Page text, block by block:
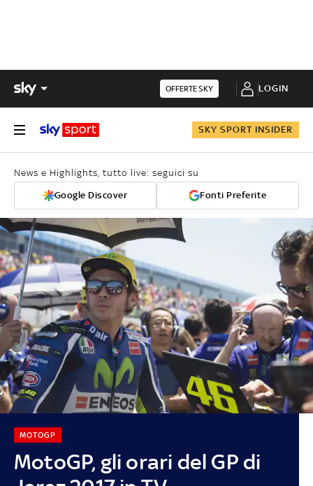
OFFERTE SKY LOGIN
SKY SPORT INSIDER
News e Highlights, tutto live: seguici su
Google Discover Fonti Preferite
MotoGP, gli orari del GP di
MOTOGP